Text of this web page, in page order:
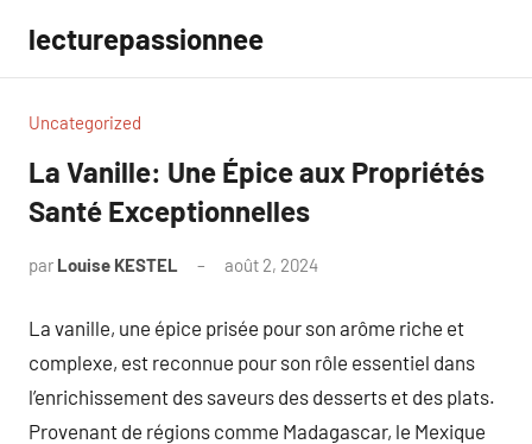
contenu
lecturepassionnee
Uncategorized
La Vanille: Une Épice aux Propriétés
Santé Exceptionnelles
par Louise KESTEL août 2, 2024
La vanille, une épice prisée pour son arôme riche et
complexe, est reconnue pour son rôle essentiel dans
l’enrichissement des saveurs des desserts et des plats.
Provenant de régions comme Madagascar, le Mexique